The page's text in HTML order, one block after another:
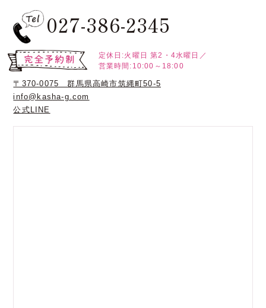
027-386-2345
定休日:火曜日 第2・4水曜日／
営業時間:10:00～18:00
〒370-0075 群馬県高崎市筑縄町50-5
info@kasha-g.com
公式LINE